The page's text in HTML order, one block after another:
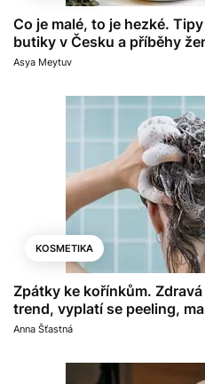
Co je malé, to je hezké.
butiky v Česku a příběhy
Asya Meytuv
KOSMETIKA
Zpátky ke kořínkům.
trend, vyplatí se peeling,
Anna Šťastná